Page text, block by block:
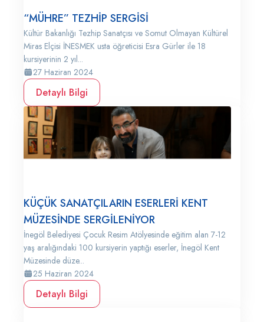
“MÜHRE” TEZHİP SERGİSİ
Kültür Bakanlığı Tezhip Sanatçısı ve Somut Olmayan Kültürel
Miras Elçisi İNESMEK usta öğreticisi Esra Gürler ile 18
kursiyerinin 2 yıl...
27 Haziran 2024
Detaylı Bilgi
KÜÇÜK SANATÇILARIN ESERLERİ KENT
MÜZESİNDE SERGİLENİYOR
İnegöl Belediyesi Çocuk Resim Atölyesinde eğitim alan 7-12
yaş aralığındaki 100 kursiyerin yaptığı eserler, İnegöl Kent
Müzesinde düze...
25 Haziran 2024
Detaylı Bilgi